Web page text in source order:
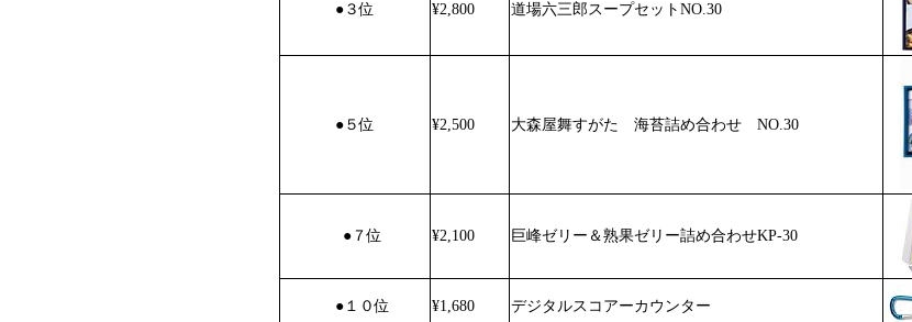
●３位 ¥2,800 道場六三郎スープセットNO.30
●５位 ¥2,500 大森屋舞すがた 海苔詰め合わせ NO.30
●７位 ¥2,100 巨峰ゼリー＆熟果ゼリー詰め合わせKP-30
●１０位 ¥1,680 デジタルスコアーカウンター